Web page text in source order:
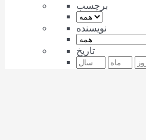
برچسب
نویسنده
تاریخ